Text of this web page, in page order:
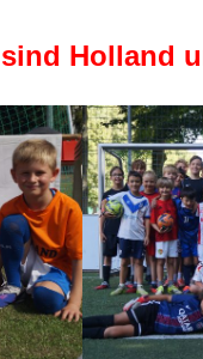
Holland